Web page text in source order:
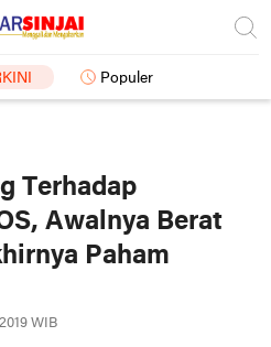
Populer
Terhadap
Awalnya Berat
Paham
WIB